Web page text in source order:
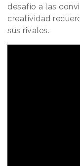
desafío a las
creatividad
sus rivales.